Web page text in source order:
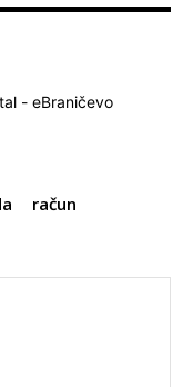
- eBraničevo
račun